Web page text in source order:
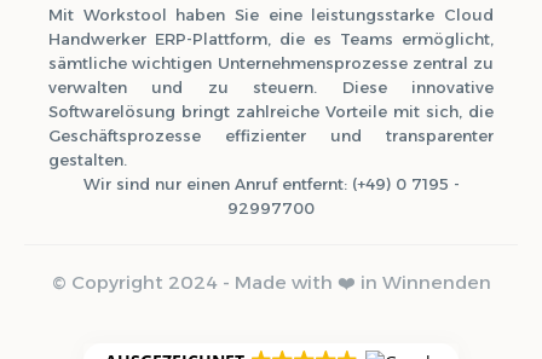
Mit Workstool haben Sie eine leistungsstarke Cloud
Handwerker ERP-Plattform, die es Teams ermöglicht,
sämtliche wichtigen Unternehmensprozesse zentral zu
verwalten und zu steuern. Diese innovative
Softwarelösung bringt zahlreiche Vorteile mit sich, die
Geschäftsprozesse effizienter und transparenter
gestalten.
Wir sind nur einen Anruf entfernt: (+49) 0 7195 -
92997700
© Copyright 2024 - Made with ❤️ in Winnenden